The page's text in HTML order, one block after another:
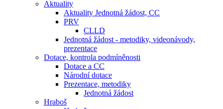
Aktuality
Aktuality Jednotná žádost, CC
PRV
CLLD
Jednotná žádost - metodiky, videonávody,
prezentace
Dotace, kontrola podmíněnosti
Dotace a CC
Národní dotace
Prezentace, metodiky
Jednotná žádost
Hraboš